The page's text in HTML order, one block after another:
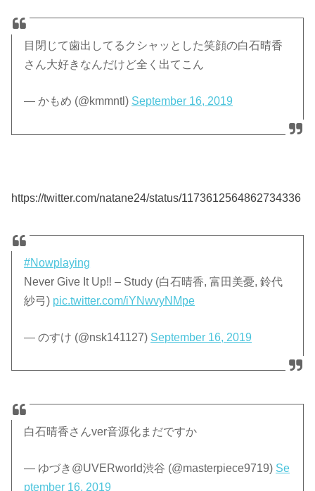
目閉じて歯出してるクシャッとした笑顔の白石晴香
さん大好きなんだけど全く出てこん
— かもめ (@kmmntl) September 16, 2019
https://twitter.com/natane24/status/1173612564862734336
#Nowplaying
Never Give It Up‼ – Study (白石晴香, 富田美憂, 鈴代
紗弓) pic.twitter.com/iYNwvyNMpe
— のすけ (@nsk141127) September 16, 2019
白石晴香さんver音源化まだですか
— ゆづき@UVERworld渋谷 (@masterpiece9719) Se
ptember 16, 2019